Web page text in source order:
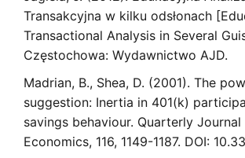
Transakcyjna w kilku odsłonach
Transactional Analysis in Several
Częstochowa: Wydawnictwo AJD.
Madrian, B., Shea, D. (2001). The
suggestion: Inertia in 401(k)
savings behaviour. Quarterly
Economics, 116, 1149-1187. DOI: